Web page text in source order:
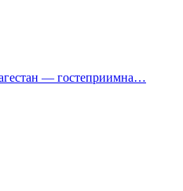
— гостеприимна…